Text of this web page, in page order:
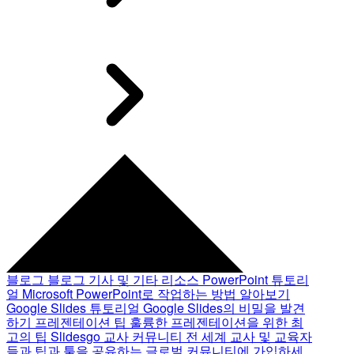
블로그 블로그 기사 및 기타 리소스 PowerPoint 튜토리
얼 Microsoft PowerPoint로 작업하는 방법 알아보기
Google Slides 튜토리얼 Google Slides의 비밀을 발견
하기 프레젠테이션 팁 훌륭한 프레젠테이션을 위한 최
고의 팁 Slidesgo 교사 커뮤니티 전 세계 교사 및 교육자